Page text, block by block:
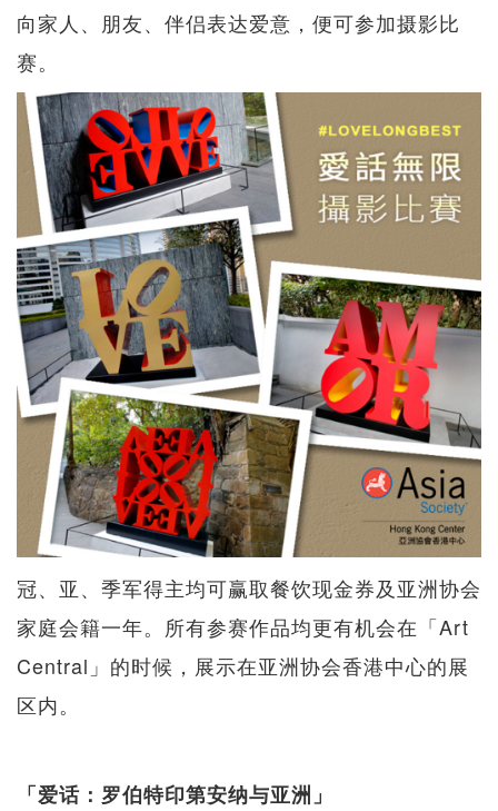
向家人、朋友、伴侣表达爱意，便可参加摄影比
赛。
冠、亚、季军得主均可赢取餐饮现金券及亚洲协会
家庭会籍一年。所有参赛作品均更有机会在「Art
Central」的时候，展示在亚洲协会香港中心的展
区内。
「爱话：罗伯特印第安纳与亚洲」